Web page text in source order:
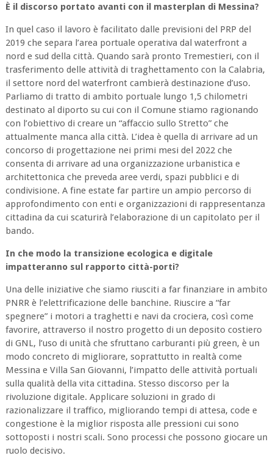
È il discorso portato avanti con il masterplan di Messina?
In quel caso il lavoro è facilitato dalle previsioni del PRP del
2019 che separa l’area portuale operativa dal waterfront a
nord e sud della città. Quando sarà pronto Tremestieri, con il
trasferimento delle attività di traghettamento con la Calabria,
il settore nord del waterfront cambierà destinazione d’uso.
Parliamo di tratto di ambito portuale lungo 1,5 chilometri
destinato al diporto su cui con il Comune stiamo ragionando
con l’obiettivo di creare un “affaccio sullo Stretto” che
attualmente manca alla città. L’idea è quella di arrivare ad un
concorso di progettazione nei primi mesi del 2022 che
consenta di arrivare ad una organizzazione urbanistica e
architettonica che preveda aree verdi, spazi pubblici e di
condivisione. A fine estate far partire un ampio percorso di
approfondimento con enti e organizzazioni di rappresentanza
cittadina da cui scaturirà l’elaborazione di un capitolato per il
bando.
In che modo la transizione ecologica e digitale
impatteranno sul rapporto città-porti?
Una delle iniziative che siamo riusciti a far finanziare in ambito
PNRR è l’elettrificazione delle banchine. Riuscire a “far
spegnere” i motori a traghetti e navi da crociera, così come
favorire, attraverso il nostro progetto di un deposito costiero
di GNL, l’uso di unità che sfruttano carburanti più green, è un
modo concreto di migliorare, soprattutto in realtà come
Messina e Villa San Giovanni, l’impatto delle attività portuali
sulla qualità della vita cittadina. Stesso discorso per la
rivoluzione digitale. Applicare soluzioni in grado di
razionalizzare il traffico, migliorando tempi di attesa, code e
congestione è la miglior risposta alle pressioni cui sono
sottoposti i nostri scali. Sono processi che possono giocare un
ruolo decisivo.